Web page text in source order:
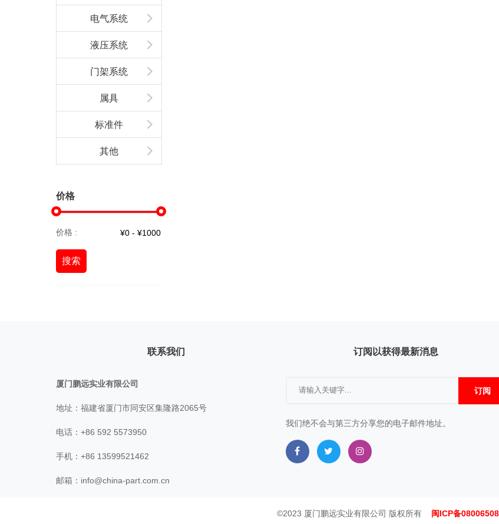
电气系统
液压系统
门架系统
属具
标准件
其他
价格
价格 :
搜索
联系我们
厦门鹏远实业有限公司
地址：福建省厦门市同安区集隆路2065号
电话：+86 592 5573950
手机：+86 13599521462
邮箱： info@china-part.com.cn
订阅以获得最新消息
订阅
我们绝不会与第三方分享您的电子邮件地址。
©2023 厦门鹏远实业有限公司 版权所有 闽ICP备